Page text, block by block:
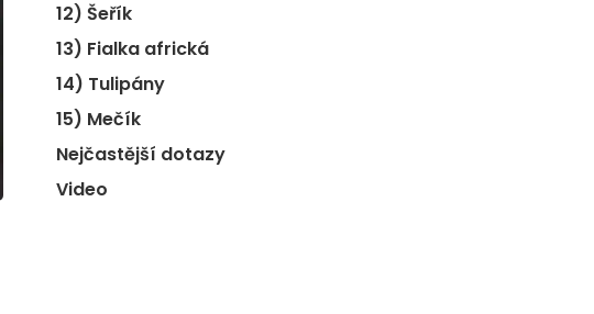
12) Šeřík
13) Fialka africká
14) Tulipány
15) Mečík
Nejčastější dotazy
Video